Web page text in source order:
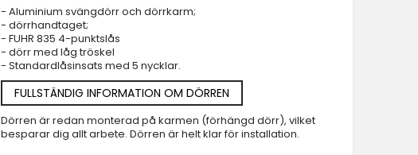
Aluminium & upvc fönster
PIVOT V53 - rost vriddörr i aluminium täckt med
- Aluminium svängdörr och dörrkarm;
- dörrhandtaget;
- FUHR 835 4-punktslås
- dörr med låg tröskel
- Standardlåsinsats med 5 nycklar.
FULLSTÄNDIG INFORMATION OM DÖRREN
Dörren är redan monterad på karmen (förhängd dörr), vilket
besparar dig allt arbete. Dörren är helt klar för installation.